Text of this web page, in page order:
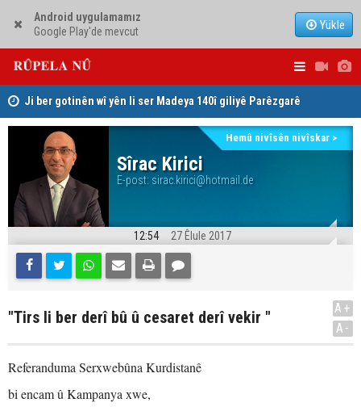
Android uygulamamız
Google Play'de mevcut
Yükle
Ji ber gotinên wî yên li ser Madeya 140î giliyê Parêzgarê
Kerkûkê kir
Sîrac Kirici
E-post: sirac.kirici@hotmail.de
Hemû nivîsên nivîskar >
12:54 27 Êlule 2017
"Tirs li ber derî bû û cesaret derî vekir "
A+
A-
Referanduma Serxwebûna Kurdistanê
bi encam û Kampanya xwe,